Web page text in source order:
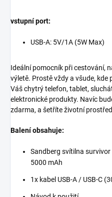
vstupní port:
USB-A: 5V/1A (5W Max)
Ideální pomocník při cestování,
výletě. Prostě vždy a všude,
Váš chytrý telefon, tablet,
elektronické produkty. Navíc
zdarma, a šetříte životní
Balení obsahuje:
Sandberg svítilna
5000 mAh
1x kabel USB-A / USB-C